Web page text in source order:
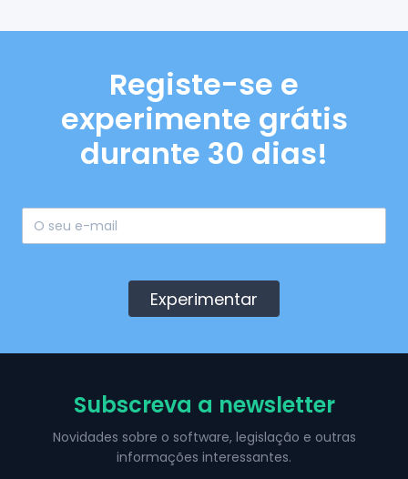
Registe-se e
experimente grátis
durante 30 dias!
Experimentar
Subscreva a newsletter
Novidades sobre o software, legislação e outras
informações interessantes.